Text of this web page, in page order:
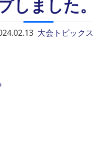
しました。
大会トピックス